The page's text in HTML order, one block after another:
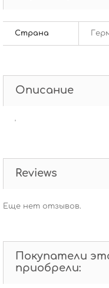
Страна
Описание
'
Reviews
Еще нет отзывов.
Покупатели
приобрели: